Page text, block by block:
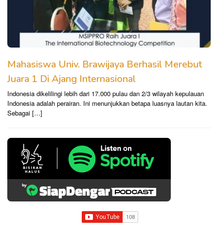
Mahasiswa Univ. Brawijaya Berhasil Merebut
Juara 1 Di Ajang Internasional
Indonesia dikelilingi lebih dari 17.000 pulau dan 2/3 wilayah kepulauan
Indonesia adalah perairan. Ini menunjukkan betapa luasnya lautan kita.
Sebagai […]